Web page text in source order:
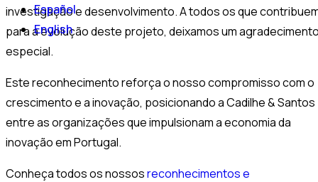
Español
English
investigação e desenvolvimento. A todos os que
para a evolução deste projeto, deixamos um
especial.
Este reconhecimento reforça o nosso compromisso com o
crescimento e a inovação, posicionando a Cadilhe & Santos
entre as organizações que impulsionam a economia da
inovação em Portugal.
Conheça todos os nossosreconhecimentos e